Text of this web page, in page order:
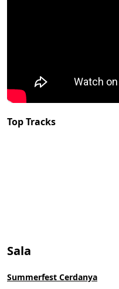
Top Tracks
Sala
Summerfest Cerdanya